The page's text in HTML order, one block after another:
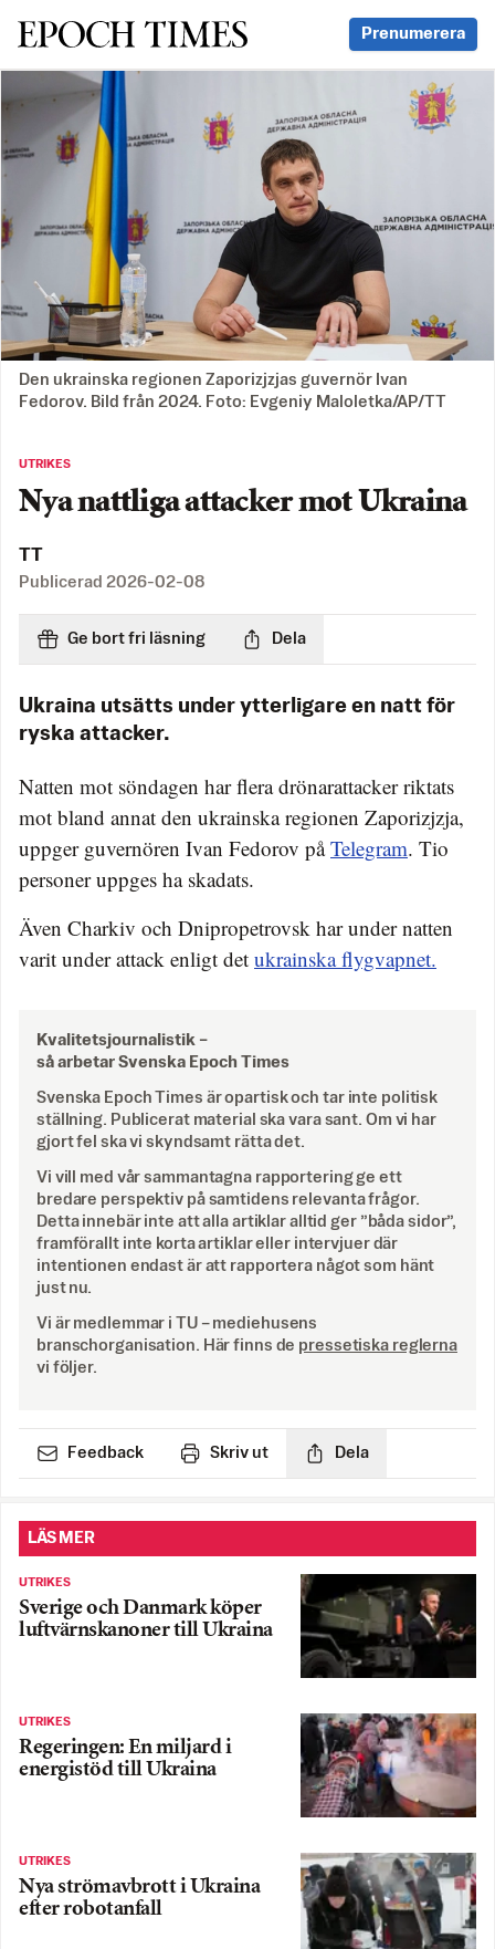
Svenska Epoch Times Prenumerera
Den ukrainska regionen Zaporizjzjas guvernör Ivan
Fedorov. Bild från 2024. Foto: Evgeniy Maloletka/AP/TT
UTRIKES
Nya nattliga attacker mot Ukraina
TT
Publicerad 2026-02-08
Ge bort fri läsning Dela
Ukraina utsätts under ytterligare en natt för
ryska attacker.
Natten mot söndagen har flera drönarattacker riktats
mot bland annat den ukrainska regionen Zaporizjzja,
uppger guvernören Ivan Fedorov påTelegram. Tio
personer uppges ha skadats.
Även Charkiv och Dnipropetrovsk har under natten
varit under attack enligt det ukrainska flygvapnet.
Kvalitetsjournalistik –
så arbetar Svenska Epoch Times
Svenska Epoch Times är opartisk och tar inte politisk
ställning. Publicerat material ska vara sant. Om vi har
gjort fel ska vi skyndsamt rätta det.
Vi vill med vår sammantagna rapportering ge ett
bredare perspektiv på samtidens relevanta frågor.
Detta innebär inte att alla artiklar alltid ger ”båda sidor”,
framförallt inte korta artiklar eller intervjuer där
intentionen endast är att rapportera något som hänt
just nu.
Vi är medlemmar i TU – mediehusens
branschorganisation. Här finns de pressetiska reglerna
vi följer.
Feedback Skriv ut Dela
LÄS MER
UTRIKES
Sverige och Danmark köper
luftvärnskanoner till Ukraina
UTRIKES
Regeringen: En miljard i
energistöd till Ukraina
UTRIKES
Nya strömavbrott i Ukraina
efter robotanfall